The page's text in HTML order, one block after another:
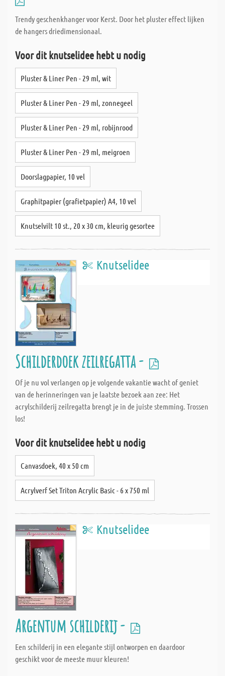
Trendy geschenkhanger voor Kerst. Door het pluster effect lijken
de hangers driedimensionaal.
Voor dit knutselidee hebt u nodig
Pluster & Liner Pen - 29 ml, wit
Pluster & Liner Pen - 29 ml, zonnegeel
Pluster & Liner Pen - 29 ml, robijnrood
Pluster & Liner Pen - 29 ml, meigroen
Doorslagpapier, 10 vel
Graphitpapier (grafietpapier) A4, 10 vel
Knutselvilt 10 st., 20 x 30 cm, kleurig gesortee
Knutselidee
Schilderdoek zeilregatta -
Of je nu vol verlangen op je volgende vakantie wacht of geniet
van de herinneringen van je laatste bezoek aan zee: Het
acrylschilderij zeilregatta brengt je in de juiste stemming. Trossen
los!
Voor dit knutselidee hebt u nodig
Canvasdoek, 40 x 50 cm
Acrylverf Set Triton Acrylic Basic - 6 x 750 ml
Knutselidee
Argentum schilderij -
Een schilderij in een elegante stijl ontworpen en daardoor
geschikt voor de meeste muur kleuren!